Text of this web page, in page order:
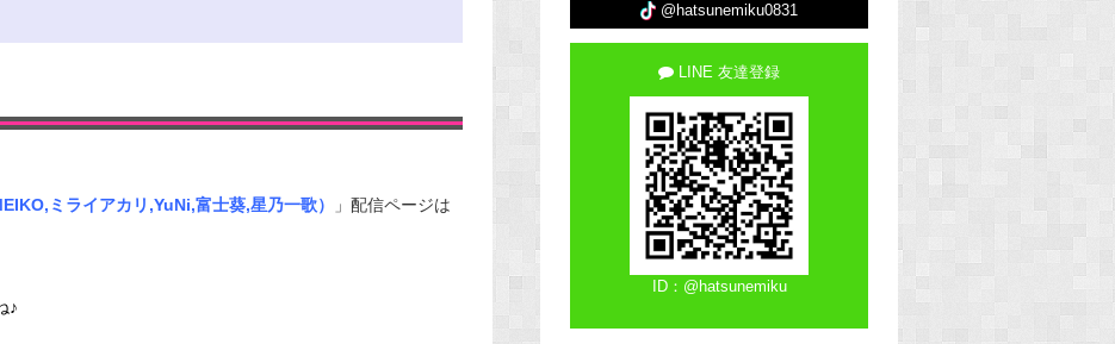
ミライアカリ,YuNi,富士葵,星乃一歌）
」配信ページは
♪
@hatsunemiku0831
LINE 友達登録
ID：@hatsunemiku